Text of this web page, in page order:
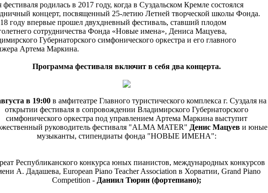
фестиваля родилась в 2017 году, когда в Суздальском Кремле состоялся
концерт, посвященный 25-летию Летней творческой школы Фонда.
году впервые прошел двухдневный фестиваль, ставший плодом
сотрудничества Фонда «Новые имена», Дениса Мацуева,
Губернаторского симфонического оркестра и его главного
Артема Маркина.
Программа фестиваля включит в себя два концерта.
в 19:00в амфитеатре Главного туристического комплекса г. Суздаля на
открытии фестиваля в сопровождении Владимирского Губернаторского
симфонического оркестра под управлением Артема Маркина выступит
руководитель фестиваля "ALMA MATER" Денис Мацуеви юные
музыканты, стипендиаты фонда "НОВЫЕ ИМЕНА":
Республиканского конкурса юных пианистов, международных конкурсов
А. Дадашева, European Piano Teacher Association в Хорватии, Grand Piano
Competition - Даниил Тюрин (фортепиано);